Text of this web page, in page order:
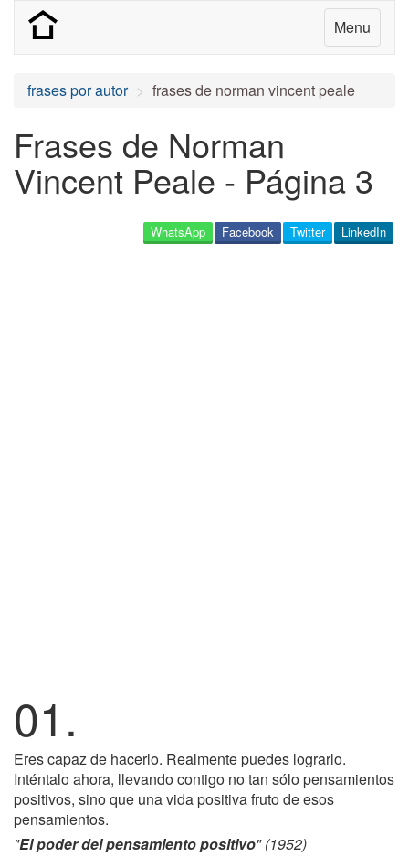
Menu
frases por autor frases de norman vincent peale
Frases de Norman
Vincent Peale - Página 3
LinkedIn
Twitter
Facebook
WhatsApp
01.
Eres capaz de hacerlo. Realmente puedes lograrlo.
Inténtalo ahora, llevando contigo no tan sólo pensamientos
positivos, sino que una vida positiva fruto de esos
pensamientos.
"El poder del pensamiento positivo" (1952)